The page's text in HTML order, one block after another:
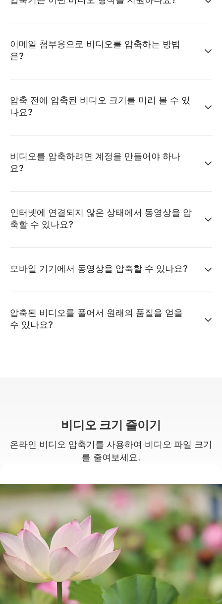
이메일 첨부용으로 비디오를 압축하는 방법
은?
압축 전에 압축된 비디오 크기를 미리 볼 수 있
나요?
비디오를 압축하려면 계정을 만들어야 하나
요?
인터넷에 연결되지 않은 상태에서 동영상을 압
축할 수 있나요?
모바일 기기에서 동영상을 압축할 수 있나요?
압축된 비디오를 풀어서 원래의 품질을 얻을
수 있나요?
비디오 크기 줄이기
온라인 비디오 압축기를 사용하여 비디오 파일 크기
를 줄여보세요.